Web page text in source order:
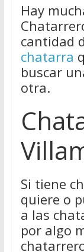
Hay
cantidad
chatarra
buscar
otra.
Si tiene
quiere o
a las
por algo